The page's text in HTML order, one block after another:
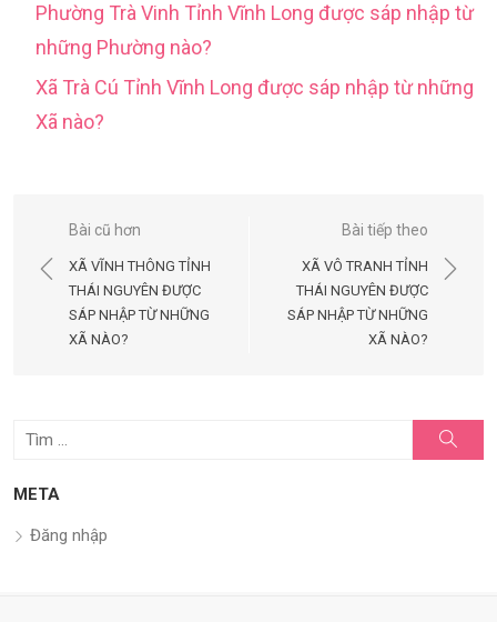
Phường Trà Vinh Tỉnh Vĩnh Long được sáp nhập từ
những Phường nào?
Xã Trà Cú Tỉnh Vĩnh Long được sáp nhập từ những
Xã nào?
Điều
hướng
bài
viết
Bài cũ hơn
XÃ VĨNH THÔNG TỈNH
THÁI NGUYÊN ĐƯỢC
SÁP NHẬP TỪ NHỮNG
XÃ NÀO?
Bài tiếp theo
XÃ VÔ TRANH TỈNH
THÁI NGUYÊN ĐƯỢC
SÁP NHẬP TỪ NHỮNG
XÃ NÀO?
Tìm
quả
kiếm
META
Đăng nhập